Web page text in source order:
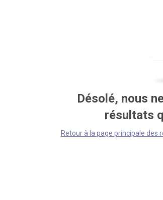
Désolé, nous
résultats
Retour à la page principale des